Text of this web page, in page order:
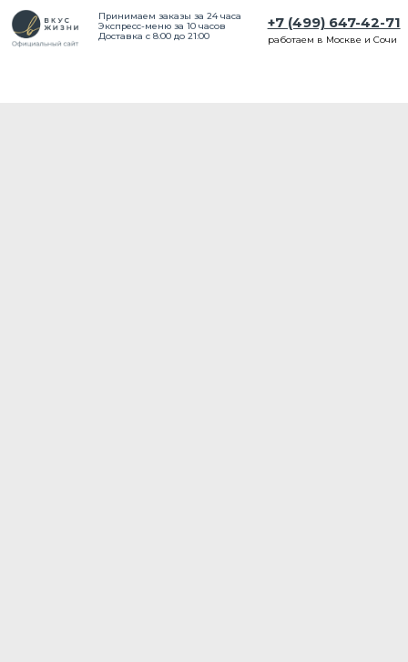
+7 (499) 647-42-71
работаем в Москве и Сочи
Принимаем заказы за 24 часа
Экспресс-меню за 10 часов
Доставка с 8:00 до 21:00